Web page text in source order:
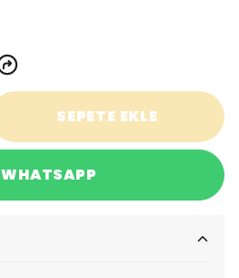
SEPETE EKLE
WHATSAPP